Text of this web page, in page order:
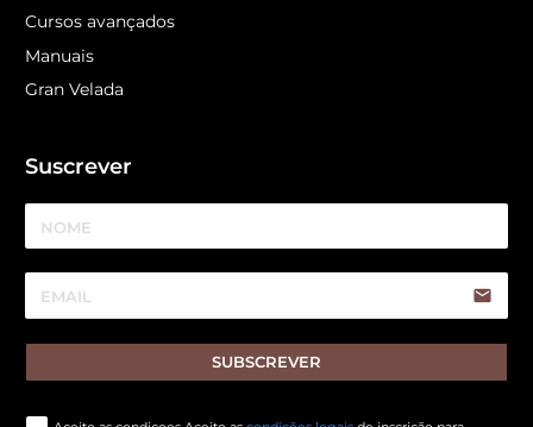
Cursos avançados
Manuais
Gran Velada
Suscrever
email
SUBSCREVER